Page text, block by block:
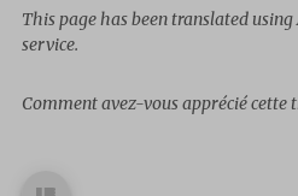
This page has been translated
service.
Comment avez-vous apprécié cette